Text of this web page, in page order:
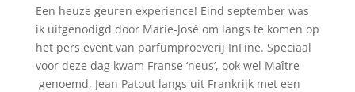
Een heuze geuren experience! Eind september was
ik uitgenodigd door Marie-José om langs te komen op
het pers event van parfumproeverij InFine. Speciaal
voor deze dag kwam Franse ‘neus’, ook wel Maître
genoemd, Jean Patout langs uit Frankrijk met een